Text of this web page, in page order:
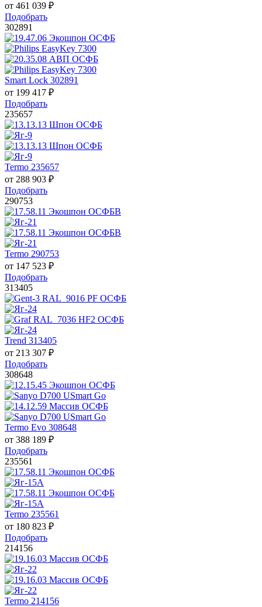
от 461 039 ₽
Подобрать
302891
Smart Lock 302891
от 199 417 ₽
Подобрать
235657
Termo 235657
от 288 903 ₽
Подобрать
290753
Termo 290753
от 147 523 ₽
Подобрать
313405
Trend 313405
от 213 307 ₽
Подобрать
308648
Termo Evo 308648
от 388 189 ₽
Подобрать
235561
Termo 235561
от 180 823 ₽
Подобрать
214156
Termo 214156